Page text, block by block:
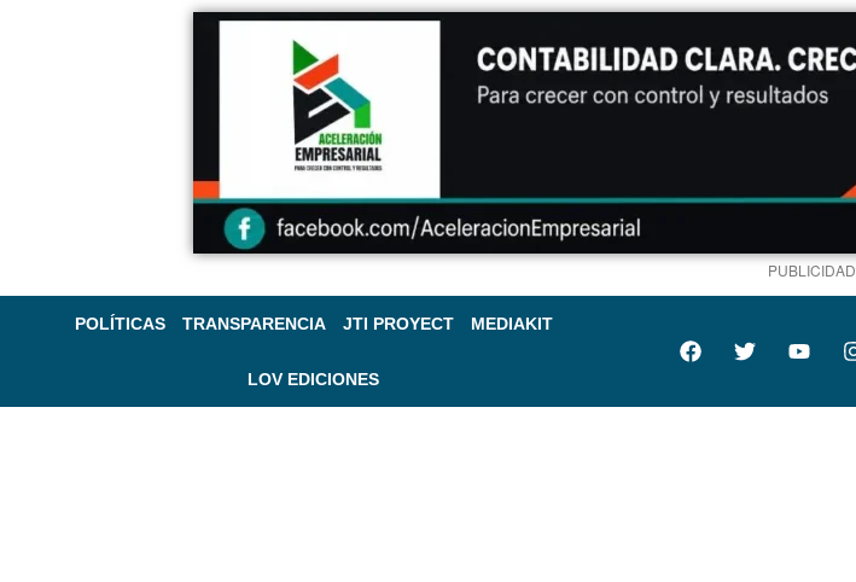
PUBLICIDAD
POLÍTICAS TRANSPARENCIA JTI PROYECT MEDIAKIT
LOV EDICIONES